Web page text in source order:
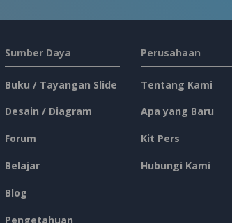
Sumber Daya
Buku / Tayangan Slide
Desain / Diagram
Forum
Belajar
Blog
Pengetahuan
Perusahaan
Tentang Kami
Apa yang Baru
Kit Pers
Hubungi Kami